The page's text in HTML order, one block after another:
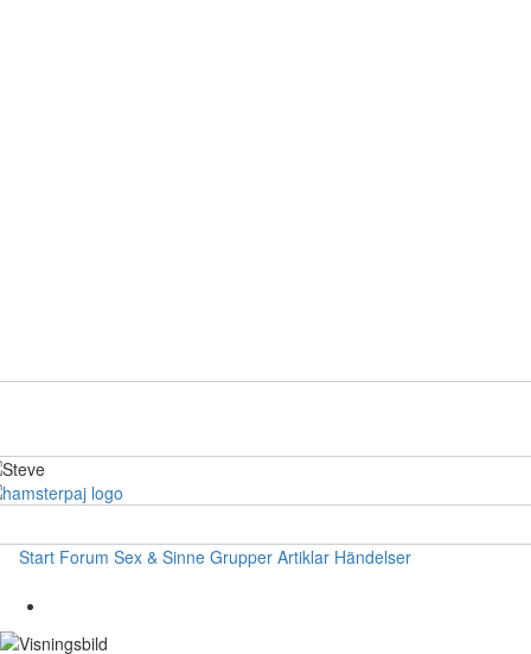
Start Forum Sex & Sinne Grupper Artiklar Händelser